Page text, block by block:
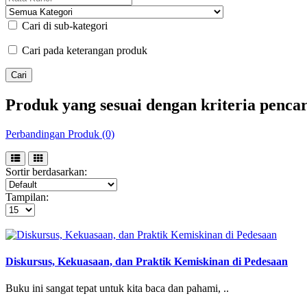
Cari di sub-kategori
Cari pada keterangan produk
Produk yang sesuai dengan kriteria
Perbandingan Produk (0)
Sortir berdasarkan:
Tampilan:
Diskursus, Kekuasaan, dan Praktik Kemiskinan di Pedesaan
Buku ini sangat tepat untuk kita baca dan pahami, ..